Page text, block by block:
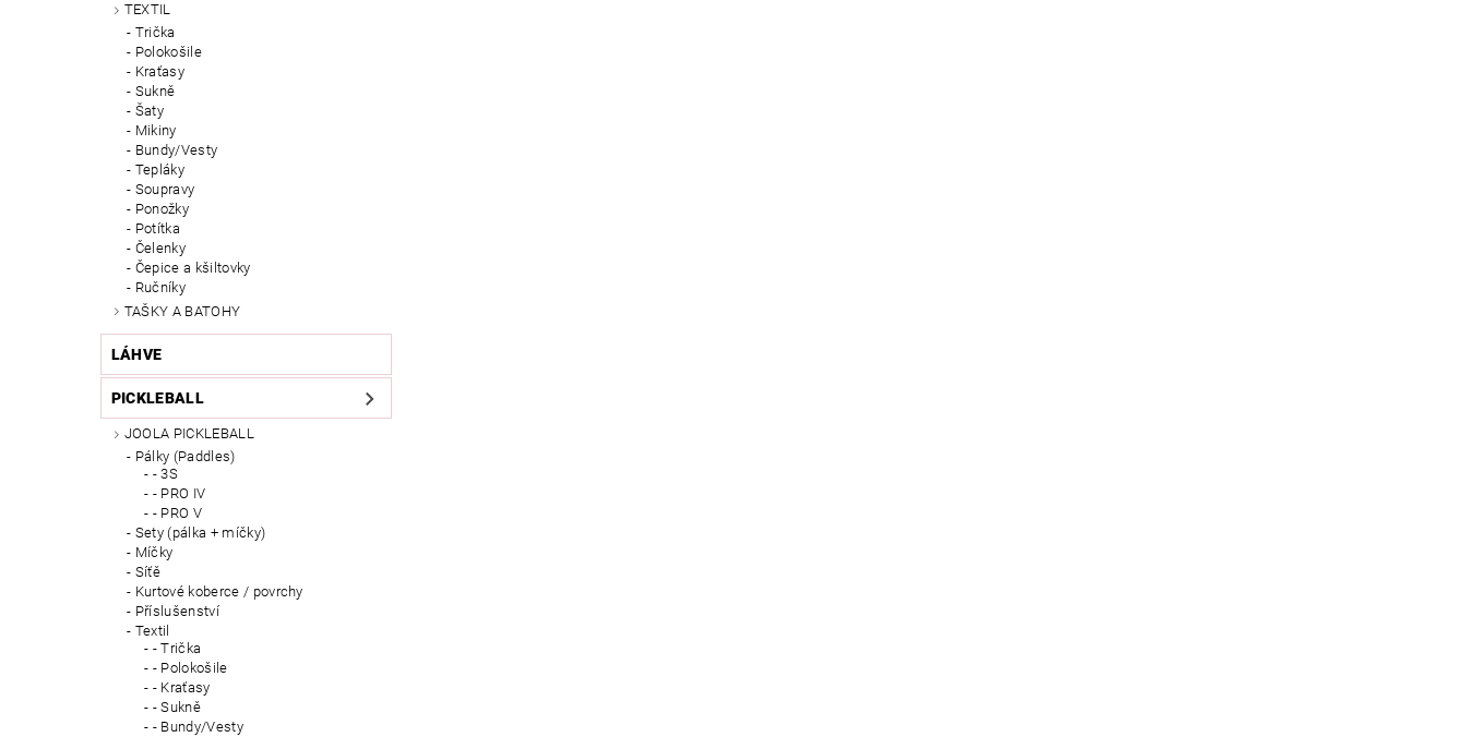
TEXTIL
Trička
Polokošile
Kraťasy
Sukně
Šaty
Mikiny
Bundy/Vesty
Tepláky
Soupravy
Ponožky
Potítka
Čelenky
Čepice a kšiltovky
Ručníky
TAŠKY A BATOHY
LÁHVE
PICKLEBALL
JOOLA PICKLEBALL
Pálky (Paddles)
- 3S
- PRO IV
- PRO V
Sety (pálka + míčky)
Míčky
Síťě
Kurtové koberce / povrchy
Příslušenství
Textil
- Trička
- Polokošile
- Kraťasy
- Sukně
- Bundy/Vesty